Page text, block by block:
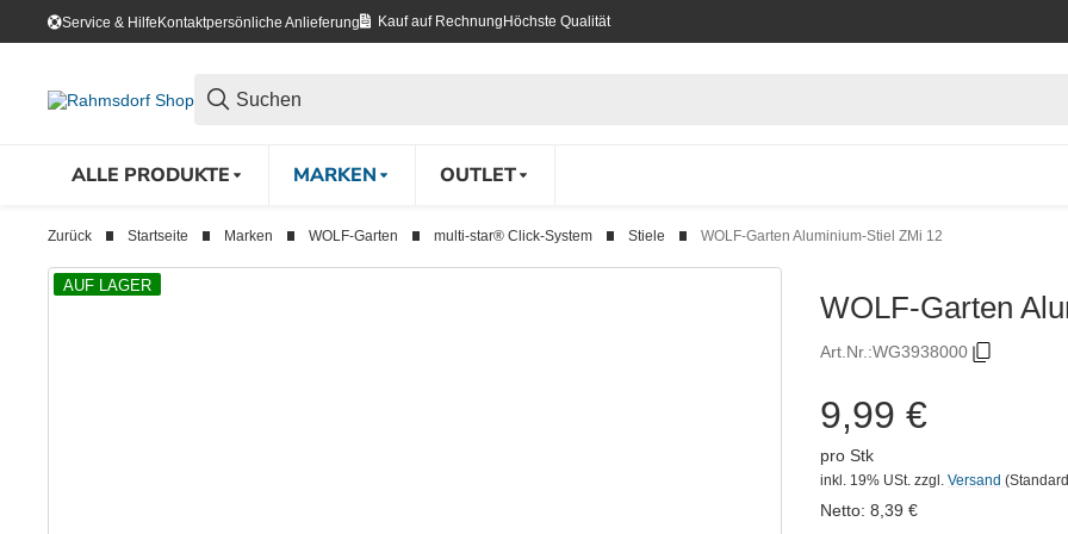
Service & HilfeKontaktpersönliche Anlieferung Kauf auf Rechnung Höchste Qualität
ALLE PRODUKTE MARKEN OUTLET
Zurück Startseite Marken WOLF-Garten multi-star® Click-System Stiele WOLF-Garten Aluminium-Stiel ZMi 12
AUF LAGER
WOLF-Garten
Art.Nr.:WG3938000
9,99 €
pro Stk
inkl. 19% USt. zzgl. Versand
Netto: 8,39 €